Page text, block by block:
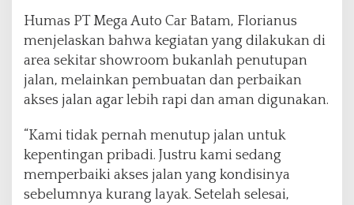
u
h
a
M
e
u
t
u
p
A
Humas PT Mega Auto Car Batam, Florianus
menjelaskan bahwa kegiatan yang dilakukan di
area sekitar showroom bukanlah penutupan
jalan, melainkan pembuatan dan perbaikan
akses jalan agar lebih rapi dan aman digunakan.
“Kami tidak pernah menutup jalan untuk
kepentingan pribadi. Justru kami sedang
memperbaiki akses jalan yang kondisinya
sebelumnya kurang layak. Setelah selesai,